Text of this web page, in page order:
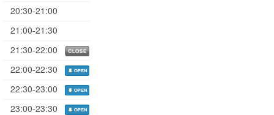
20:30-21:00
21:00-21:30
21:30-22:00
22:00-22:30
22:30-23:00
23:00-23:30